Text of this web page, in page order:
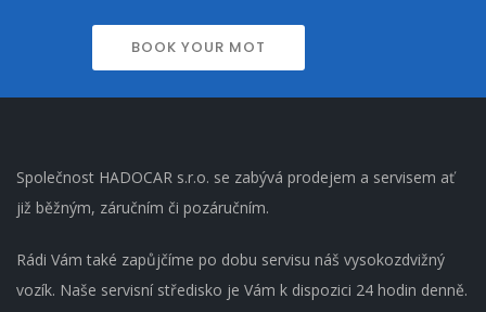
BOOK YOUR MOT
Společnost HADOCAR s.r.o. se zabývá prodejem a servisem ať
již běžným, záručním či pozáručním.
Rádi Vám také zapůjčíme po dobu servisu náš vysokozdvižný
vozík. Naše servisní středisko je Vám k dispozici 24 hodin denně.